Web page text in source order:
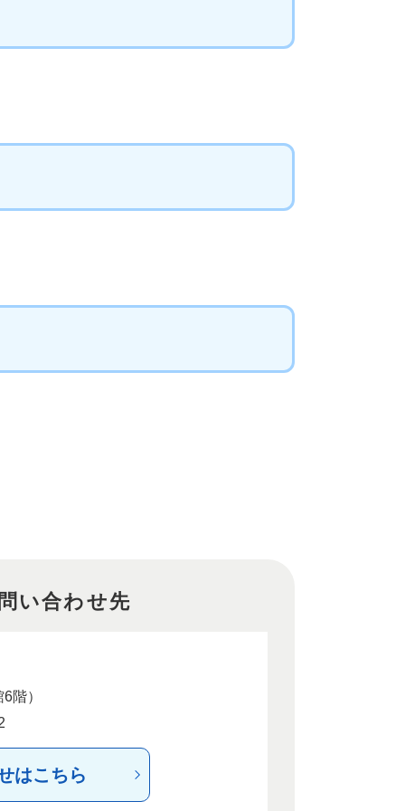
い合わせ先
階）
はこちら